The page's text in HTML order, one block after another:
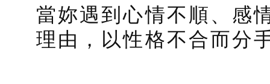
當妳遇到心情不順、感
理由，以性格不合而分